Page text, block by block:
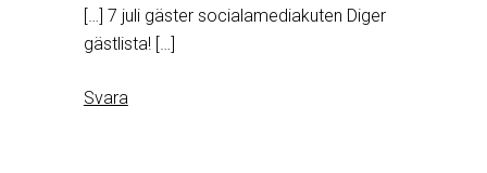
[…] 7 juli gäster socialamediakuten Diger
gästlista! […]
Svara